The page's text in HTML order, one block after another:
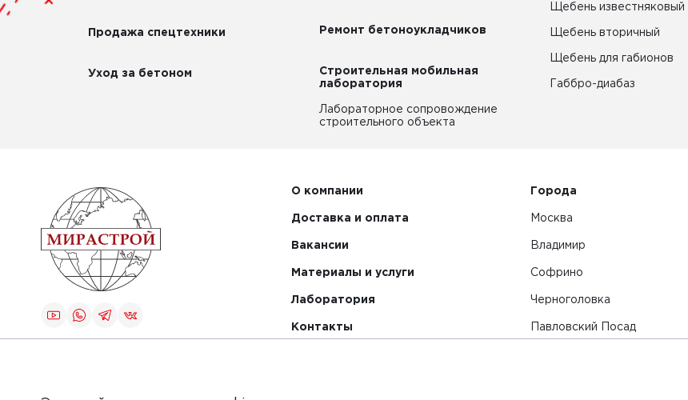
Продажа спецтехники
Уход за бетоном
Ремонт бетоноукладчиков
Строительная мобильная
лаборатория
Лабораторное сопровождение
строительного объекта
Щебень известняковый
Щебень вторичный
Щебень для габионов
Габбро-диабаз
О компании
Доставка и оплата
Вакансии
Материалы и услуги
Лаборатория
Контакты
Города
Москва
Владимир
Софрино
Черноголовка
Павловский Посад